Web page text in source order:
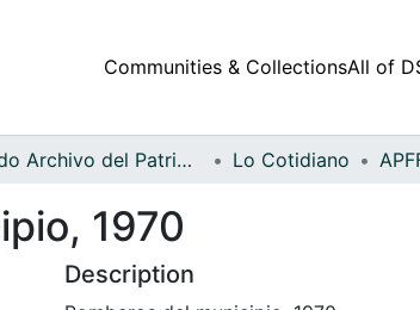
Communities & CollectionsAll of
Fondo Archivo del Patrimonio Fotográfico y Fílmico del Valle del Cauca Lo Cotidiano
1970
Description